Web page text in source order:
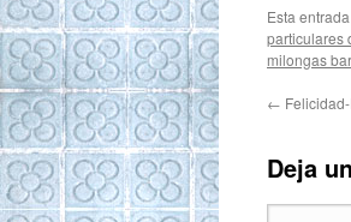
Esta
particulares
milongas
←
Deja